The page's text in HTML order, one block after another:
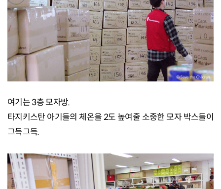
여기는 3층 모자방.
타지키스탄 아기들의 체온을 2도 높여줄 소중한 모자 박스들이
그득그득.